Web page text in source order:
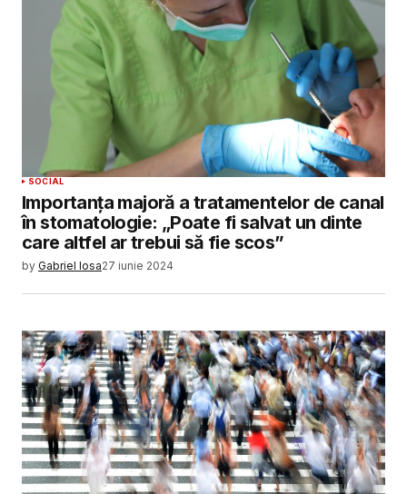
SOCIAL
Importanța majoră a tratamentelor de canal
în stomatologie: „Poate fi salvat un dinte
care altfel ar trebui să fie scos”
by Gabriel Iosa27 iunie 2024